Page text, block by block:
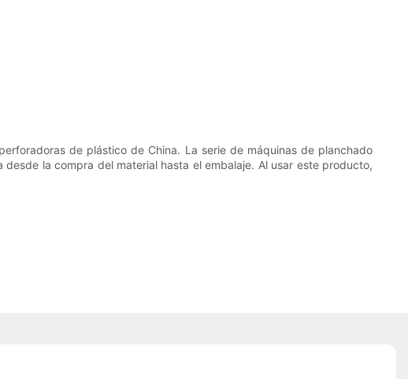
de plástico de China. La serie de máquinas de planchado
la compra del material hasta el embalaje. Al usar este producto,